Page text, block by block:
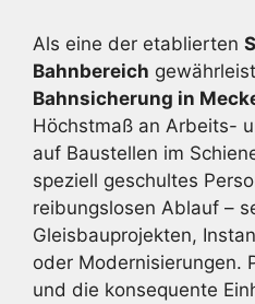
Als eine der etablierten
Bahnbereich
Bahnsicherung in
Höchstmaß an Arbeits-
auf Baustellen im
speziell geschultes
reibungslosen Ablauf –
Gleisbauprojekten,
oder Modernisierungen.
und die konsequente